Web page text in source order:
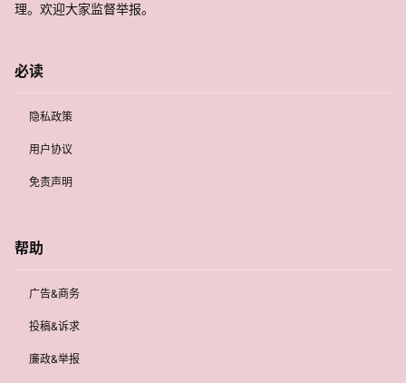
理。欢迎大家监督举报。
必读
隐私政策
用户协议
免责声明
帮助
广告&商务
投稿&诉求
廉政&举报